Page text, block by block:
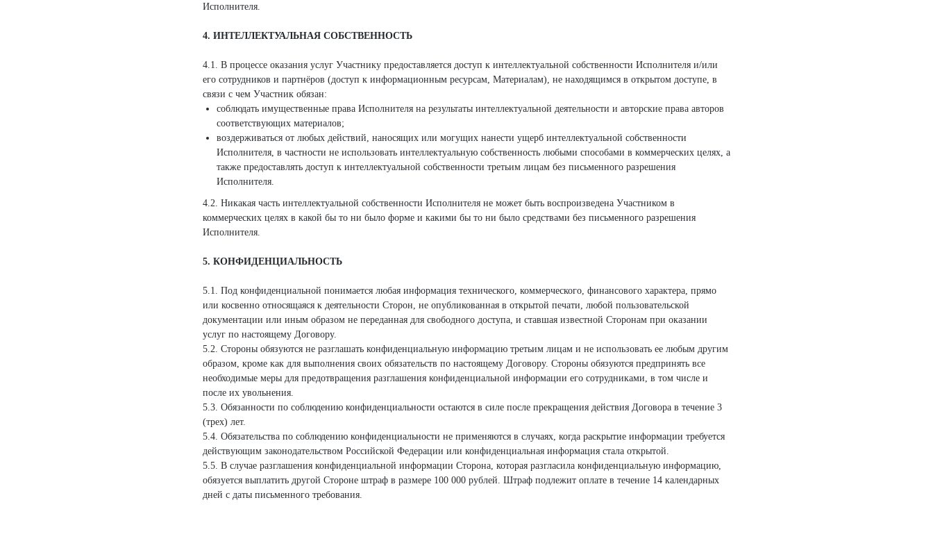
Исполнителя.
4. ИНТЕЛЛЕКТУАЛЬНАЯ СОБСТВЕННОСТЬ
4.1. В процессе оказания услуг Участнику предоставляется доступ к интеллектуальной собственности Исполнителя и/или
его сотрудников и партнёров (доступ к информационным ресурсам, Материалам), не находящимся в открытом доступе, в
связи с чем Участник обязан:
соблюдать имущественные права Исполнителя на результаты интеллектуальной деятельности и авторские права авторов
соответствующих материалов;
воздерживаться от любых действий, наносящих или могущих нанести ущерб интеллектуальной собственности
Исполнителя, в частности не использовать интеллектуальную собственность любыми способами в коммерческих целях, а
также предоставлять доступ к интеллектуальной собственности третьим лицам без письменного разрешения
Исполнителя.
4.2. Никакая часть интеллектуальной собственности Исполнителя не может быть воспроизведена Участником в
коммерческих целях в какой бы то ни было форме и какими бы то ни было средствами без письменного разрешения
Исполнителя.
5. КОНФИДЕНЦИАЛЬНОСТЬ
5.1. Под конфиденциальной понимается любая информация технического, коммерческого, финансового характера, прямо
или косвенно относящаяся к деятельности Сторон, не опубликованная в открытой печати, любой пользовательской
документации или иным образом не переданная для свободного доступа, и ставшая известной Сторонам при оказании
услуг по настоящему Договору.
5.2. Стороны обязуются не разглашать конфиденциальную информацию третьим лицам и не использовать ее любым другим
образом, кроме как для выполнения своих обязательств по настоящему Договору. Стороны обязуются предпринять все
необходимые меры для предотвращения разглашения конфиденциальной информации его сотрудниками, в том числе и
после их увольнения.
5.3. Обязанности по соблюдению конфиденциальности остаются в силе после прекращения действия Договора в течение 3
(трех) лет.
5.4. Обязательства по соблюдению конфиденциальности не применяются в случаях, когда раскрытие информации требуется
действующим законодательством Российской Федерации или конфиденциальная информация стала открытой.
5.5. В случае разглашения конфиденциальной информации Сторона, которая разгласила конфиденциальную информацию,
обязуется выплатить другой Стороне штраф в размере 100 000 рублей. Штраф подлежит оплате в течение 14 календарных
дней с даты письменного требования.